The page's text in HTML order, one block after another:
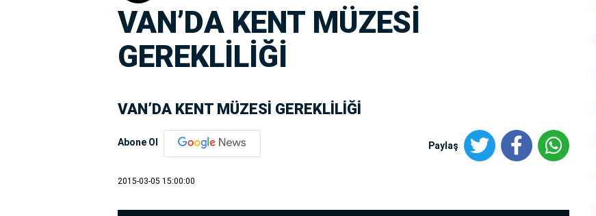
VAN’DA KENT MÜZESİ
GEREKLİLİĞİ
VAN’DA KENT MÜZESİ GEREKLİLİĞİ
Abone Ol Paylaş
2015-03-05 15:00:00